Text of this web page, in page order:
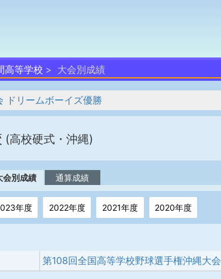
高等学校 大会別成績
ドリームボーイズ優勝
(高校硬式・沖縄)
会別成績 通算成績
年度 2022年度 2021年度 2020年度
第108回全国高等学校野球選手権沖縄大会